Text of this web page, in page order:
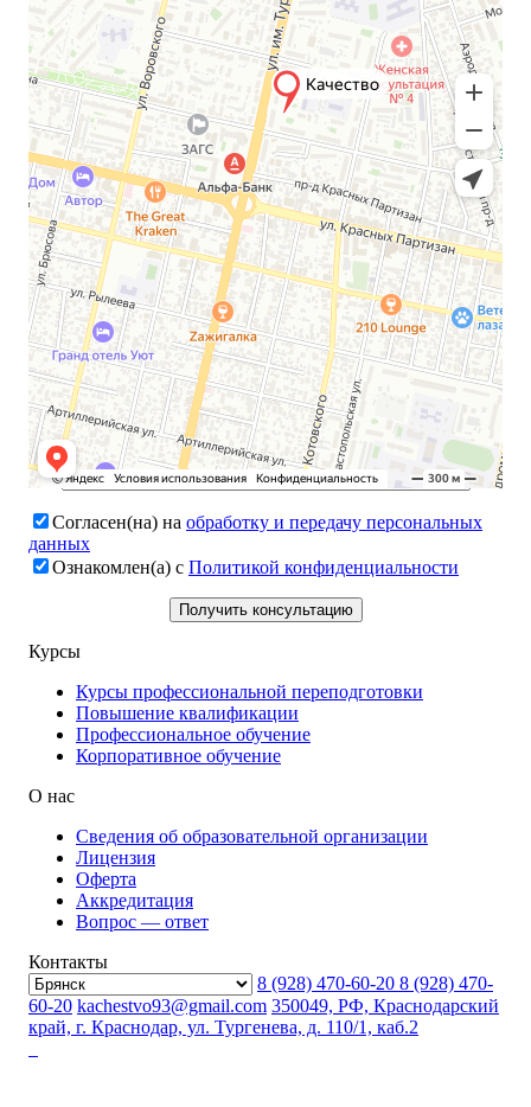
Остались вопросы?
Заполните форму, чтобы получить профессиональную
консультацию.
Согласен(на) на обработку и передачу персональных
данных
Ознакомлен(а) с Политикой конфиденциальности
Курсы
Курсы профессиональной переподготовки
Повышение квалификации
Профессиональное обучение
Корпоративное обучение
О нас
Сведения об образовательной организации
Лицензия
Оферта
Аккредитация
Вопрос — ответ
Контакты
8 (928) 470-60-20 8 (928) 470-
60-20 kachestvo93@gmail.com 350049, РФ, Краснодарский
край, г. Краснодар, ул. Тургенева, д. 110/1, каб.2